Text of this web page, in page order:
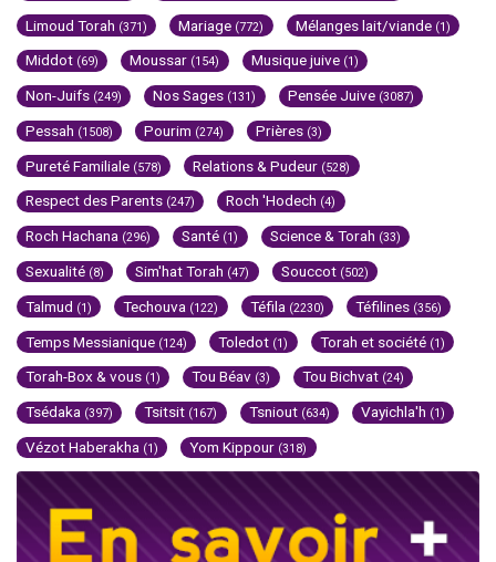
Limoud Torah (371) Mariage (772) Mélanges lait/viande (1)
Middot (69) Moussar (154) Musique juive (1)
Non-Juifs (249) Nos Sages (131) Pensée Juive (3087)
Pessah (1508) Pourim (274) Prières (3)
Pureté Familiale (578) Relations & Pudeur (528)
Respect des Parents (247) Roch 'Hodech (4)
Roch Hachana (296) Santé (1) Science & Torah (33)
Sexualité (8) Sim'hat Torah (47) Souccot (502)
Talmud (1) Techouva (122) Téfila (2230) Téfilines (356)
Temps Messianique (124) Toledot (1) Torah et société (1)
Torah-Box & vous (1) Tou Béav (3) Tou Bichvat (24)
Tsédaka (397) Tsitsit (167) Tsniout (634) Vayichla'h (1)
Vézot Haberakha (1) Yom Kippour (318)